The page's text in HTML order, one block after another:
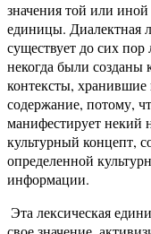
значения той или иной
единицы. Диалектная
существует до сих
некогда были созданы
контексты, хранившие
содержание, потому,
манифестирует некий
культурный концепт,
определенной
информации.
Эта лексическая